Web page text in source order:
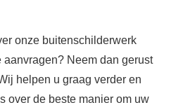
onze buitenschilderwerk
aanvragen? Neem dan gerust
helpen u graag verder en
over de beste manier om uw